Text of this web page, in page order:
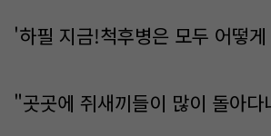
'하필 지금!척후병은 모두 어떻
"곳곳에 쥐새끼들이 많이 돌아다